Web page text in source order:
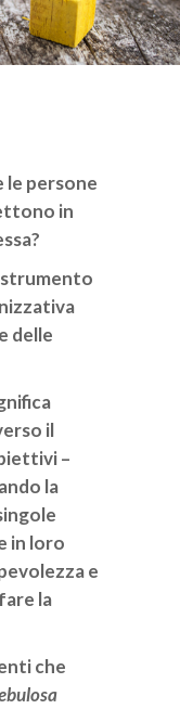
le persone
in
delle
il
–
la
in loro
e
la
che